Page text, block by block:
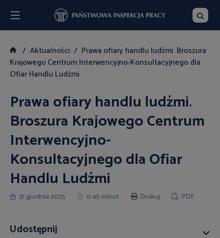
Aktualności
Prawa ofiary handlu ludźmi. Broszura
Krajowego Centrum Interwencyjno-Konsultacyjnego dla
Ofiar Handlu Ludźmi
Prawa ofiary handlu ludźmi.
Broszura Krajowego Centrum
Interwencyjno-
Konsultacyjnego dla Ofiar
Handlu Ludźmi
31 grudnia 2025 0:45 minut Drukuj PDF
Udostępnij
Szukaj